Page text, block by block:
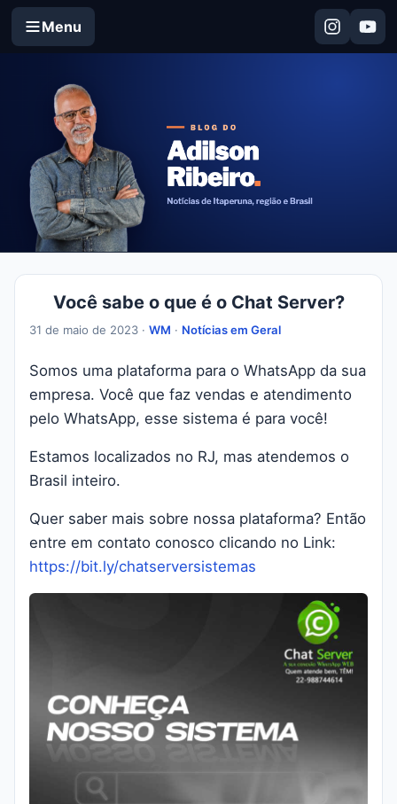
Menu
Você sabe o que é o Chat Server?
31 de maio de 2023 · WM · Notícias em Geral
Somos uma plataforma para o WhatsApp da sua
empresa. Você que faz vendas e atendimento
pelo WhatsApp, esse sistema é para você!
Estamos localizados no RJ, mas atendemos o
Brasil inteiro.
Quer saber mais sobre nossa plataforma? Então
entre em contato conosco clicando no Link:
https://bit.ly/chatserversistemas